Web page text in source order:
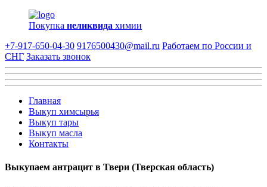
Покупка неликвида химии
+7-917-650-04-30 9176500430@mail.ru Работаем по России и
СНГ Заказать звонок
Главная
Выкуп химсырья
Выкуп тары
Выкуп масла
Контакты
Выкупаем антрацит в Твери (Тверская область)